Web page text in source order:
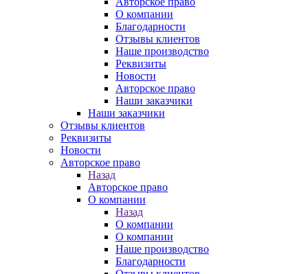
О компании
Благодарности
Отзывы клиентов
Наше производство
Реквизиты
Новости
Авторское право
Наши заказчики
Наши заказчики
Отзывы клиентов
Реквизиты
Новости
Авторское право
Назад
Авторское право
О компании
Назад
О компании
О компании
Наше производство
Благодарности